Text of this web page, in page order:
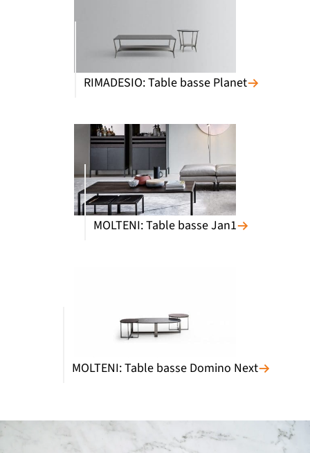
RIMADESIO: Table basse Planet
MOLTENI: Table basse Jan1
MOLTENI: Table basse Domino Next